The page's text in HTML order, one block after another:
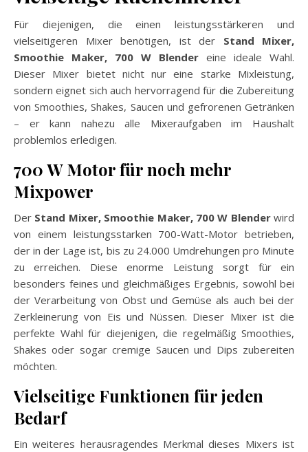
Für diejenigen, die einen leistungsstärkeren und
vielseitigeren Mixer benötigen, ist der Stand Mixer,
Smoothie Maker, 700 W Blender eine ideale Wahl.
Dieser Mixer bietet nicht nur eine starke Mixleistung,
sondern eignet sich auch hervorragend für die Zubereitung
von Smoothies, Shakes, Saucen und gefrorenen Getränken
– er kann nahezu alle Mixeraufgaben im Haushalt
problemlos erledigen.
700 W Motor für noch mehr
Mixpower
Der Stand Mixer, Smoothie Maker, 700 W Blenderwird
von einem leistungsstarken 700-Watt-Motor betrieben,
der in der Lage ist, bis zu 24.000 Umdrehungen pro Minute
zu erreichen. Diese enorme Leistung sorgt für ein
besonders feines und gleichmäßiges Ergebnis, sowohl bei
der Verarbeitung von Obst und Gemüse als auch bei der
Zerkleinerung von Eis und Nüssen. Dieser Mixer ist die
perfekte Wahl für diejenigen, die regelmäßig Smoothies,
Shakes oder sogar cremige Saucen und Dips zubereiten
möchten.
Vielseitige Funktionen für jeden
Bedarf
Ein weiteres herausragendes Merkmal dieses Mixers ist